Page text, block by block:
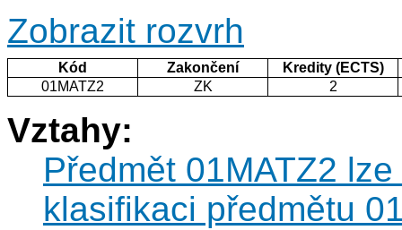
Zobrazit rozvrh
Kód Zakončení
Kredity (ECTS)
01MATZ2
ZK 2
Vztahy:
Předmět 01MATZ2
klasifikaci předmětu